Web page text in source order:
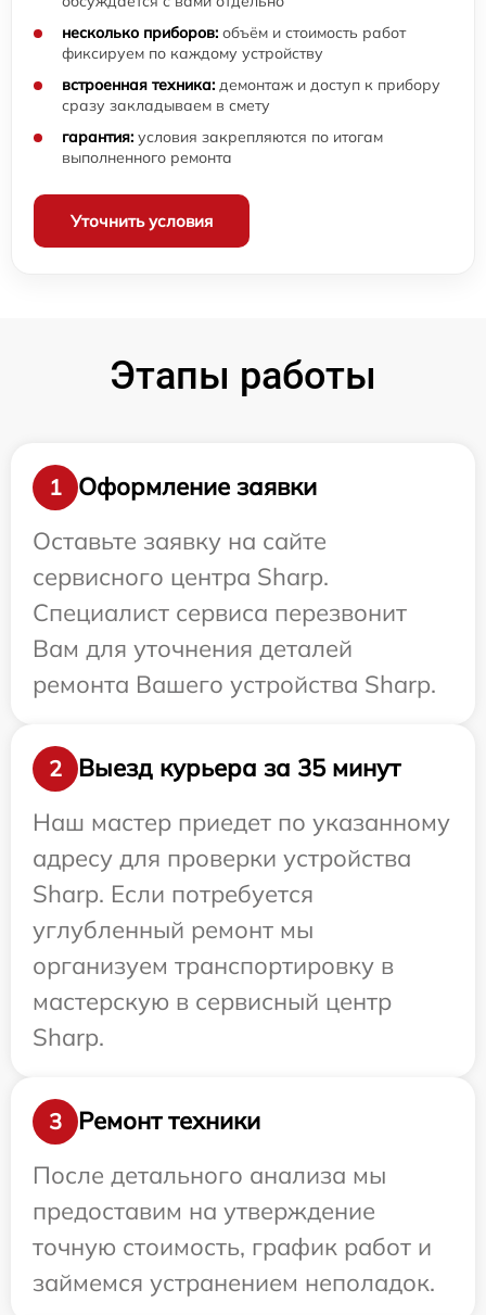
несколько приборов: объём и стоимость работ
фиксируем по каждому устройству
встроенная техника: демонтаж и доступ к прибору
сразу закладываем в смету
гарантия: условия закрепляются по итогам
выполненного ремонта
Уточнить условия
Этапы работы
1
Оформление заявки
Оставьте заявку на сайте
сервисного центра Sharp.
Специалист сервиса перезвонит
Вам для уточнения деталей
ремонта Вашего устройства Sharp.
2
Выезд курьера за 35 минут
Наш мастер приедет по указанному
адресу для проверки устройства
Sharp. Если потребуется
углубленный ремонт мы
организуем транспортировку в
мастерскую в сервисный центр
Sharp.
3
Ремонт техники
После детального анализа мы
предоставим на утверждение
точную стоимость, график работ и
займемся устранением неполадок.